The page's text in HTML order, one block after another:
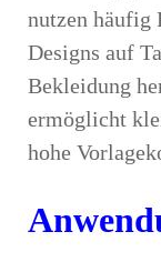
nutzen häufig
Designs auf
Bekleidung
ermöglicht
hohe